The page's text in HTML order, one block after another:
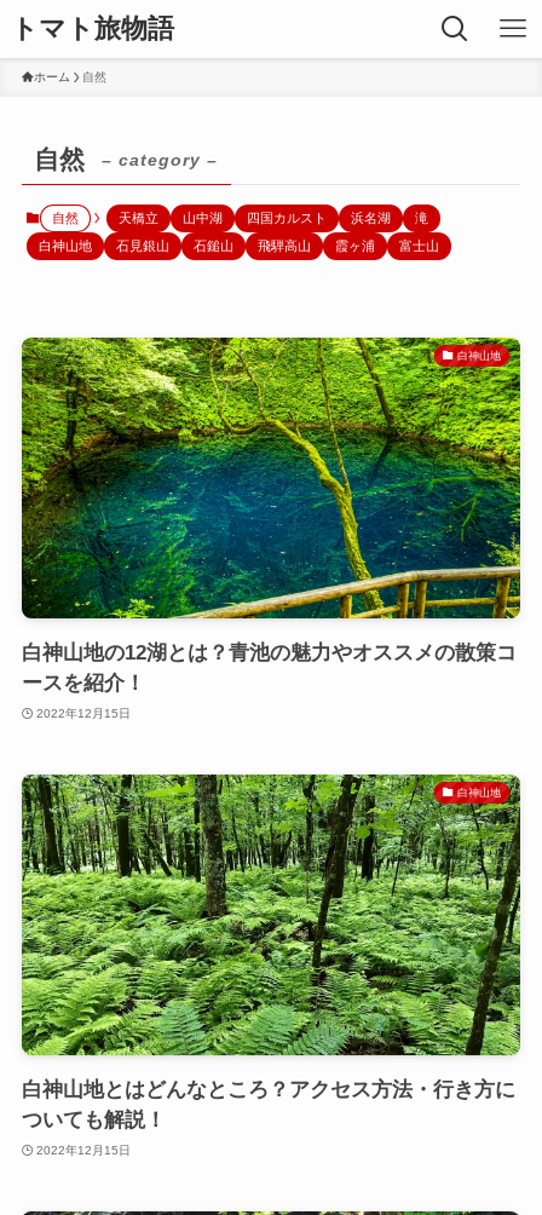
トマト旅物語
ホーム 自然
自然 – category –
自然 天橋立 山中湖 四国カルスト 浜名湖
滝
白神山地
石見銀山 石鎚山 飛騨高山 霞ヶ浦 富士山
白神山地
白神山地の12湖とは？青池の魅力やオススメの散策コ
ースを紹介！
2022年12月15日
白神山地
白神山地とはどんなところ？アクセス方法・行き方に
ついても解説！
2022年12月15日